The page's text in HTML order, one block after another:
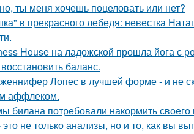
ты меня хочешь поцеловать или нет?
в прекрасного лебедя: невестка
House на ладожской прошла йога с
баланс.
Лопес в лучшей форме - и не
аффлеком.
билана потребовали накормить своего
не только анализы, но и то, как вы